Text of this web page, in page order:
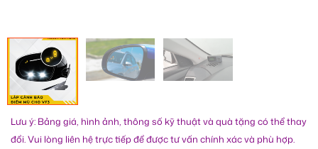
Lưu ý: Bảng giá, hình ảnh, thông số kỹ thuật và quà tặng có thể thay
đổi. Vui lòng liên hệ trực tiếp để được tư vấn chính xác và phù hợp.